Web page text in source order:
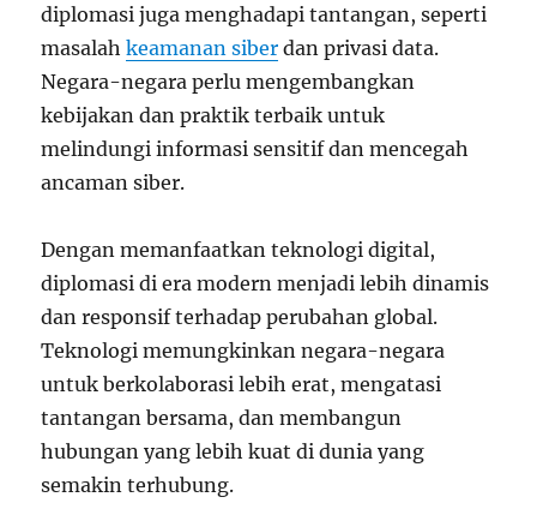
diplomasi juga menghadapi tantangan, seperti
masalahkeamanan siber dan privasi data.
Negara-negara perlu mengembangkan
kebijakan dan praktik terbaik untuk
melindungi informasi sensitif dan mencegah
ancaman siber.
Dengan memanfaatkan teknologi digital,
diplomasi di era modern menjadi lebih dinamis
dan responsif terhadap perubahan global.
Teknologi memungkinkan negara-negara
untuk berkolaborasi lebih erat, mengatasi
tantangan bersama, dan membangun
hubungan yang lebih kuat di dunia yang
semakin terhubung.